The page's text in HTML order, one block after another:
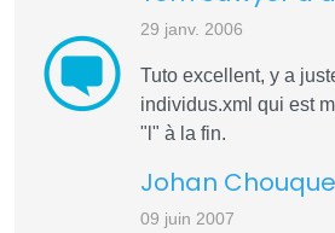
29 janv. 2006
Tuto excellent, y a
individus.xml qui est
"l" à la fin.
Johan
09 juin 2007